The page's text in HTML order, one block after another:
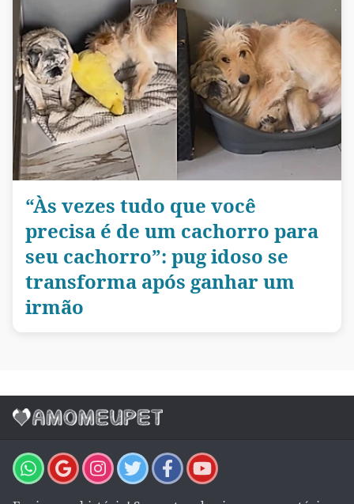
“Às vezes tudo que você
precisa é de um cachorro para
seu cachorro”: pug idoso se
transforma após ganhar um
irmão